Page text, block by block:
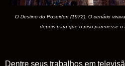
O Destino do Poseidon (1972): O cenário
depois para que o piso parecesse o
Dentre seus trabalhos em